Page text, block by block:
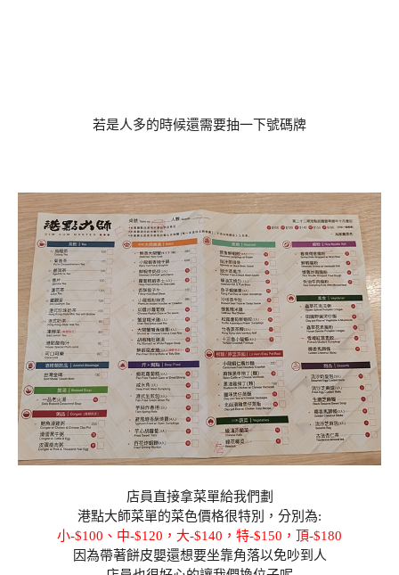
若是人多的時候還需要抽一下號碼牌
店員直接拿菜單給我們劃
港點大師菜單的菜色價格很特別，分別為:
小-$100、中-$120，大-$140，特-$150，頂-$180
因為帶著餅皮嬰還想要坐靠角落以免吵到人